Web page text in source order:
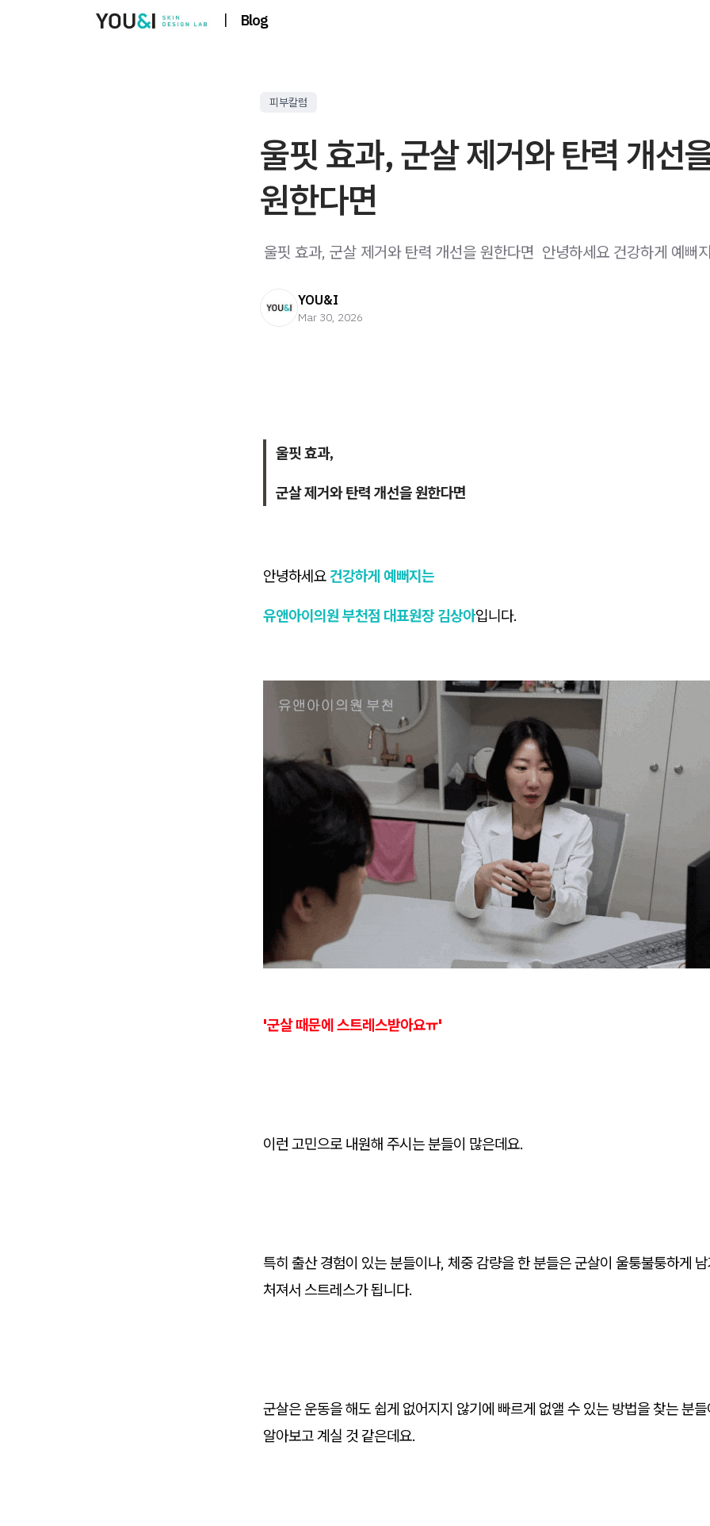
| Blog
피부칼럼
울핏 효과, 군살 제거와 탄력 개선
원한다면
울핏 효과, 군살 제거와 탄력 개선을 원한다면 ​ 안녕하세요 건강하게 예뻐
YOU&I
Mar 30, 2026
울핏 효과,
군살 제거와 탄력 개선을 원한다면
안녕하세요 건강하게 예뻐지는
유앤아이의원 부천점 대표원장 김상아입니다.
'군살 때문에 스트레스받아요ㅠ'
이런 고민으로 내원해 주시는 분들이 많은데요.
특히 출산 경험이 있는 분들이나, 체중 감량을 한 분들은 군살이 울퉁불퉁하게
처져서 스트레스가 됩니다.
군살은 운동을 해도 쉽게 없어지지 않기에 빠르게 없앨 수 있는 방법을 찾는 분
알아보고 계실 것 같은데요.